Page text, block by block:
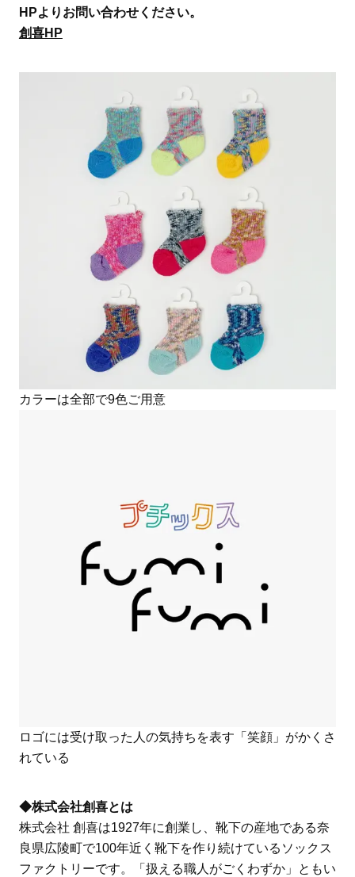
HPよりお問い合わせください。
創喜HP
カラーは全部で9色ご用意
ロゴには受け取った人の気持ちを表す「笑顔」がかくさ
れている
◆株式会社創喜とは
株式会社 創喜は1927年に創業し、靴下の産地である奈
良県広陵町で100年近く靴下を作り続けているソックス
ファクトリーです。「扱える職人がごくわずか」ともい